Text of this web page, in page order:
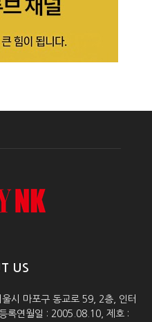
US
시 마포구 동교로 59, 2층, 인터
록연월일 : 2005.08.10, 제호 :